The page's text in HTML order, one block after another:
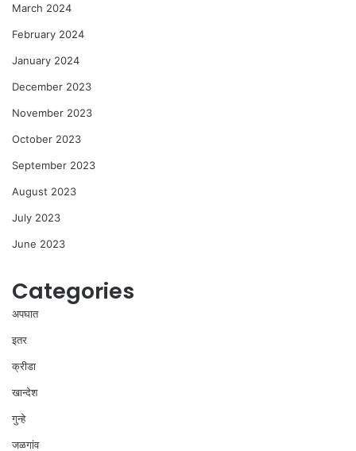
March 2024
February 2024
January 2024
December 2023
November 2023
October 2023
September 2023
August 2023
July 2023
June 2023
Categories
अपघात
इतर
क्रीडा
खान्देश
गुन्हे
जळगांव